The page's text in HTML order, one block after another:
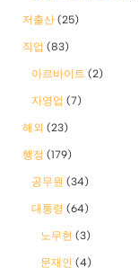
저출산 (25)
직업 (83)
아르바이트 (2)
자영업 (7)
해외 (23)
행정 (179)
공무원 (34)
대통령 (64)
노무현 (3)
문재인 (4)